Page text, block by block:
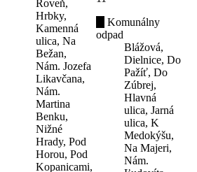
Roveň,
Hrbky,
Kamenná
ulica, Na
Bežan,
Nám. Jozefa
Likavčana,
Nám.
Martina
Benku,
Nižné
Hrady, Pod
Horou, Pod
Kopanicami,
Komunálny
odpad
Blážová,
Dielnice, Do
Pažíť, Do
Zúbrej,
Hlavná
ulica, Jarná
ulica, K
Medokýšu,
Na Majeri,
Nám.